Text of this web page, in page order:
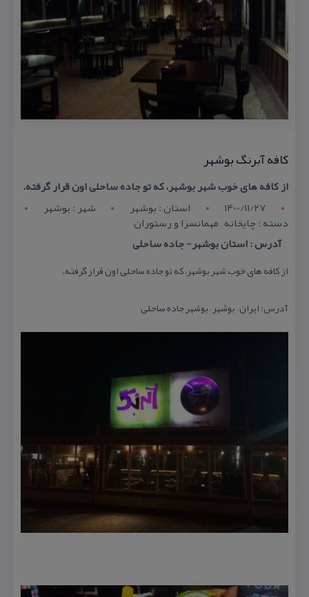
كافه آبرنگ بوشهر
از كافه های خوب شهر بوشهر، كه تو جاده ساحلی اون قرار گرفته.
1400/11/27
استان : بوشهر شهر : بوشهر
دسته : چایخانه , مهمانسرا و رستوران
آدرس : استان بوشهر- جاده ساحلی
از كافه های خوب شهر بوشهر، كه تو جاده ساحلی اون قرار گرفته.
آدرس: ایران – بوشهر – بوشهر جاده ساحلی